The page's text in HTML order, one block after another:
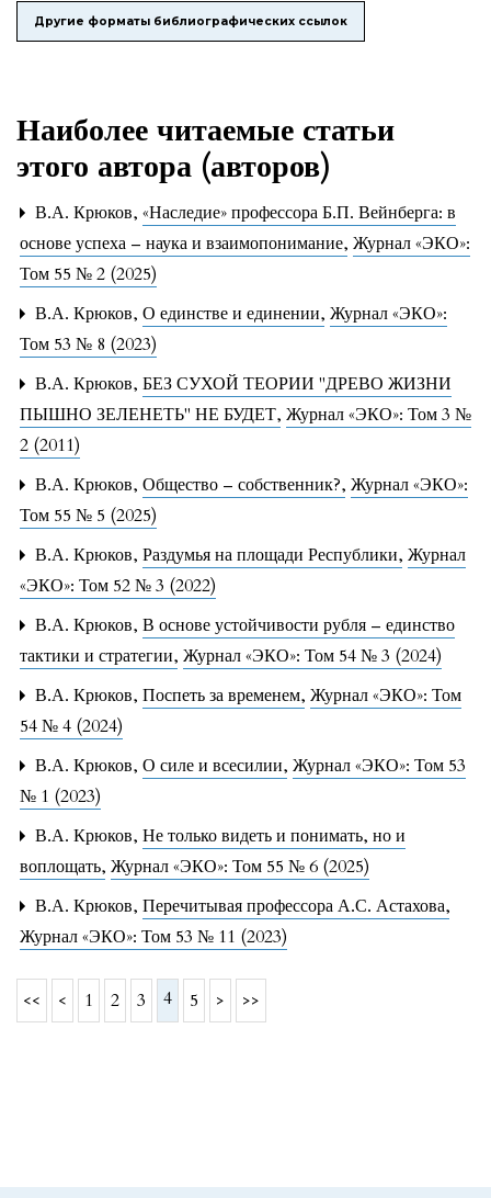
Другие форматы библиографических ссылок
Наиболее читаемые статьи
этого автора (авторов)
В.А. Крюков, «Наследие» профессора Б.П. Вейнберга: в
основе успеха – наука и взаимопонимание, Журнал «ЭКО»:
Том 55 № 2 (2025)
В.А. Крюков, О единстве и единении, Журнал «ЭКО»:
Том 53 № 8 (2023)
В.А. Крюков, БЕЗ СУХОЙ ТЕОРИИ "ДРЕВО ЖИЗНИ
ПЫШНО ЗЕЛЕНЕТЬ" НЕ БУДЕТ, Журнал «ЭКО»: Том 3 №
2 (2011)
В.А. Крюков, Общество – собственник?, Журнал «ЭКО»:
Том 55 № 5 (2025)
В.А. Крюков, Раздумья на площади Республики, Журнал
«ЭКО»: Том 52 № 3 (2022)
В.А. Крюков, В основе устойчивости рубля – единство
тактики и стратегии, Журнал «ЭКО»: Том 54 № 3 (2024)
В.А. Крюков, Поспеть за временем, Журнал «ЭКО»: Том
54 № 4 (2024)
В.А. Крюков, О силе и всесилии, Журнал «ЭКО»: Том 53
№ 1 (2023)
В.А. Крюков, Не только видеть и понимать, но и
воплощать, Журнал «ЭКО»: Том 55 № 6 (2025)
В.А. Крюков, Перечитывая профессора А.С. Астахова,
Журнал «ЭКО»: Том 53 № 11 (2023)
<< < 1 2 3 4 5 > >>